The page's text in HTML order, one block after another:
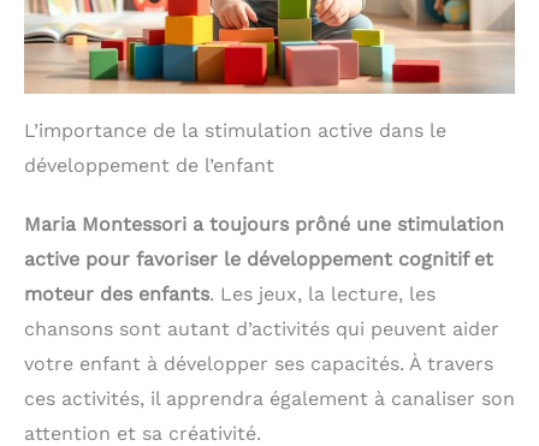
L’importance de la stimulation active dans le
développement de l’enfant
Maria Montessori a toujours prôné une stimulation
active pour favoriser le développement cognitif et
moteur des enfants. Les jeux, la lecture, les
chansons sont autant d’activités qui peuvent aider
votre enfant à développer ses capacités. À travers
ces activités, il apprendra également à canaliser son
attention et sa créativité.